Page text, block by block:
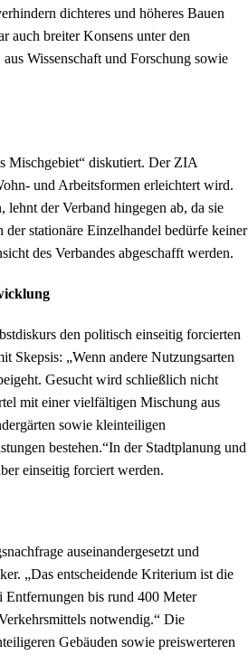
dichteres und höheres Bauen
auch breiter Konsens unter den
Wissenschaft und Forschung sowie
Mischgebiet“ diskutiert. Der ZIA
und Arbeitsformen erleichtert wird.
der Verband hingegen ab, da sie
stationäre Einzelhandel bedürfe keiner
des Verbandes abgeschafft werden.
den politisch einseitig forcierten
Skepsis: „Wenn andere Nutzungsarten
Gesucht wird schließlich nicht
mit einer vielfältigen Mischung aus
sowie kleinteiligen
bestehen.“In der Stadtplanung und
einseitig forciert werden.
auseinandergesetzt und
„Das entscheidende Kriterium ist die
bis rund 400 Meter
notwendig.“ Die
Gebäuden sowie preiswerteren